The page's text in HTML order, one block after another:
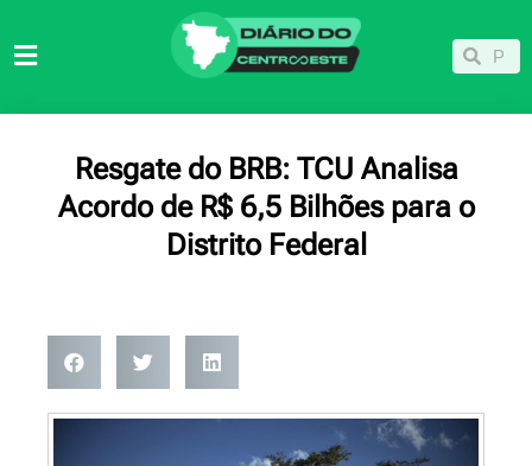
para
Pesquisar
Resgate do BRB: TCU Analisa
Acordo de R$ 6,5 Bilhões para o
Distrito Federal